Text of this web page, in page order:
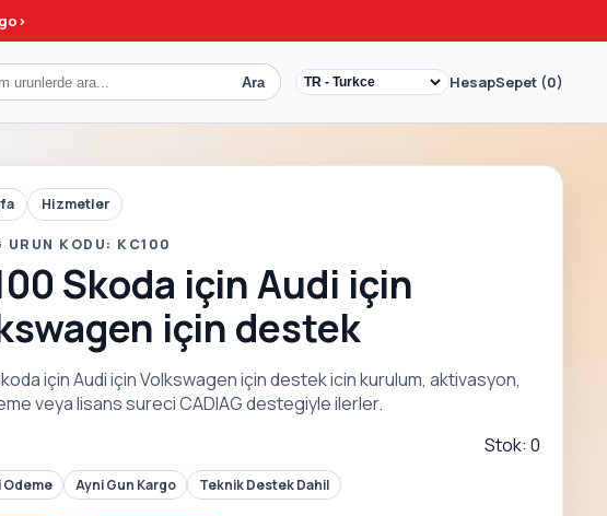
>
Ara HesapSepet (0)
Hizmetler
URUN KODU: KC100
Skoda için Audi için
için destek
için Audi için Volkswagen için destek icin kurulum, aktivasyon,
veya lisans sureci CADIAG destegiyle ilerler.
Stok: 0
Odeme Ayni Gun Kargo Teknik Destek Dahil